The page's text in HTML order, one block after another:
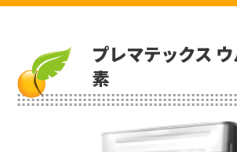
プレマテックス
素